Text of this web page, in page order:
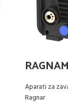
Aparati za
Ragnar